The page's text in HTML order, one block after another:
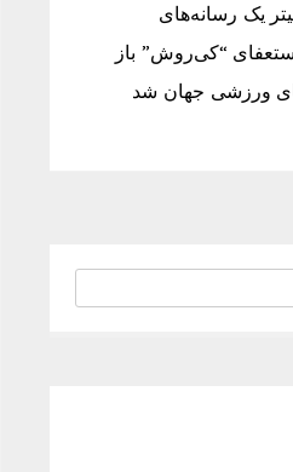
یک رسانه‌های
“کی‌روش” باز
ورزشی جهان شد